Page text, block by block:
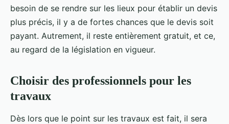
besoin de se rendre sur les lieux pour établir un devis
plus précis, il y a de fortes chances que le devis soit
payant. Autrement, il reste entièrement gratuit, et ce,
au regard de la législation en vigueur.
Choisir des professionnels pour les
travaux
Dès lors que le point sur les travaux est fait, il sera